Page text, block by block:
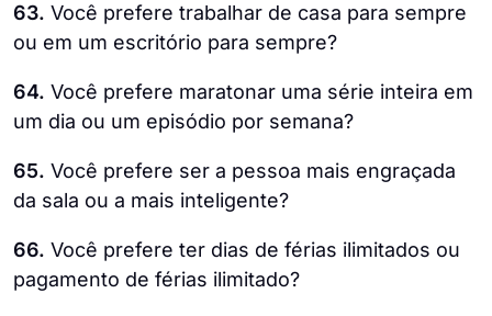
63. Você prefere trabalhar de casa para sempre
ou em um escritório para sempre?
64. Você prefere maratonar uma série inteira em
um dia ou um episódio por semana?
65. Você prefere ser a pessoa mais engraçada
da sala ou a mais inteligente?
66. Você prefere ter dias de férias ilimitados ou
pagamento de férias ilimitado?